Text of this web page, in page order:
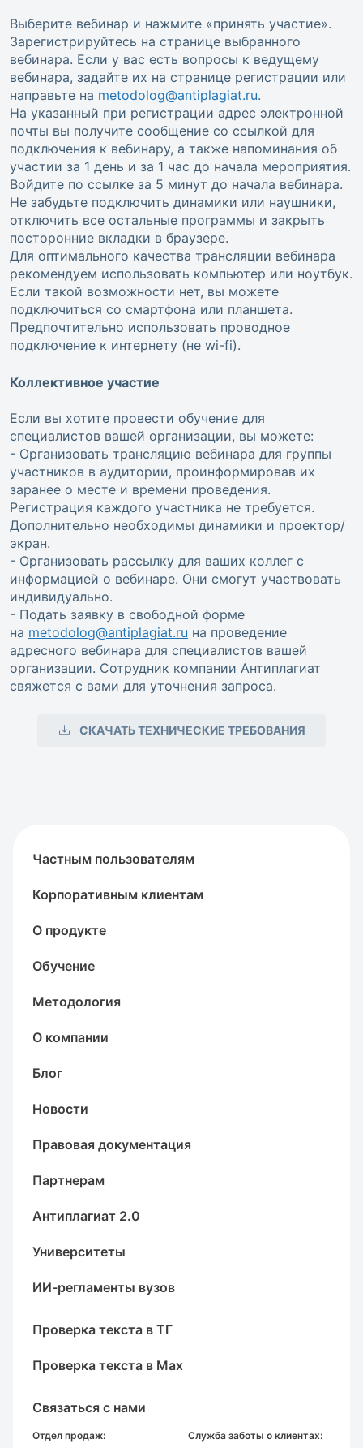
Выберите вебинар и нажмите «принять участие».
Зарегистрируйтесь на странице выбранного
вебинара. Если у вас есть вопросы к ведущему
вебинара, задайте их на странице регистрации или
направьте на metodolog@antiplagiat.ru.
На указанный при регистрации адрес электронной
почты вы получите сообщение со ссылкой для
подключения к вебинару, а также напоминания об
участии за 1 день и за 1 час до начала мероприятия.
Войдите по ссылке за 5 минут до начала вебинара.
Не забудьте подключить динамики или наушники,
отключить все остальные программы и закрыть
посторонние вкладки в браузере.
Для оптимального качества трансляции вебинара
рекомендуем использовать компьютер или ноутбук.
Если такой возможности нет, вы можете
подключиться со смартфона или планшета.
Предпочтительно использовать проводное
подключение к интернету (не wi-fi).
Коллективное участие
Если вы хотите провести обучение для
специалистов вашей организации, вы можете:
- Организовать трансляцию вебинара для группы
участников в аудитории, проинформировав их
заранее о месте и времени проведения.
Регистрация каждого участника не требуется.
Дополнительно необходимы динамики и проектор/
экран.
- Организовать рассылку для ваших коллег с
информацией о вебинаре. Они смогут участвовать
индивидуально.
- Подать заявку в свободной форме
на metodolog@antiplagiat.ru на проведение
адресного вебинара для специалистов вашей
организации. Сотрудник компании Антиплагиат
свяжется с вами для уточнения запроса.
СКАЧАТЬ ТЕХНИЧЕСКИЕ ТРЕБОВАНИЯ
Частным пользователям
Корпоративным клиентам
О продукте
Обучение
Методология
О компании
Блог
Новости
Правовая документация
Партнерам
Антиплагиат 2.0
Университеты
ИИ-регламенты вузов
Проверка текста в ТГ
Проверка текста в Max
Связаться с нами
Отдел продаж: Служба заботы о клиентах: